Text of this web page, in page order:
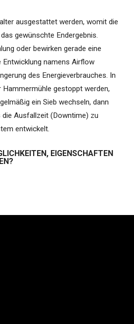
ausgestattet werden, womit die
gewünschte Endergebnis.
oder bewirken gerade eine
namens Airflow
des Energieverbrauches. In
gestoppt werden,
ein Sieb wechseln, dann
Ausfallzeit (Downtime) zu
entwickelt.
EIGENSCHAFTEN